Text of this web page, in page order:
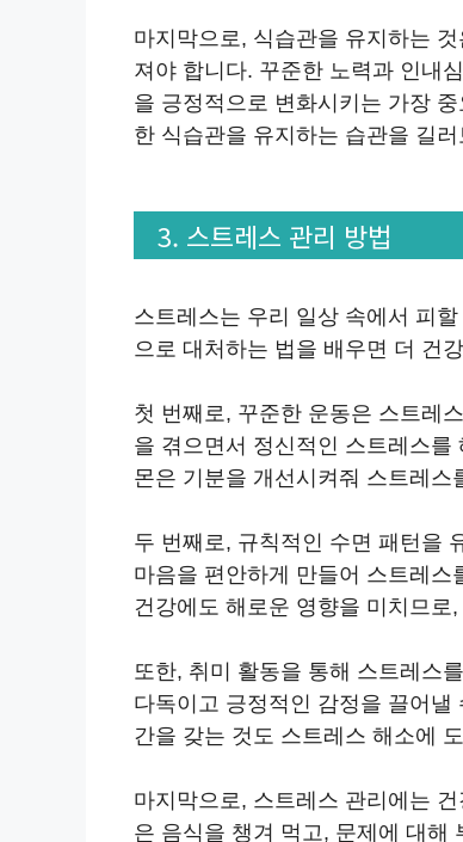
마지막으로, 식습관을 유지하는
져야 합니다. 꾸준한 노력과 인내
을 긍정적으로 변화시키는 가장
한 식습관을 유지하는 습관을 길
3. 스트레스 관리 방법
스트레스는 우리 일상 속에서 피
으로 대처하는 법을 배우면 더 건
첫 번째로, 꾸준한 운동은 스트레
을 겪으면서 정신적인 스트레스
몬은 기분을 개선시켜줘 스트레
두 번째로, 규칙적인 수면 패턴을
마음을 편안하게 만들어 스트레
건강에도 해로운 영향을 미치므
또한, 취미 활동을 통해 스트레스
다독이고 긍정적인 감정을 끌어
간을 갖는 것도 스트레스 해소에
마지막으로, 스트레스 관리에는
은 음식을 챙겨 먹고, 문제에 대해